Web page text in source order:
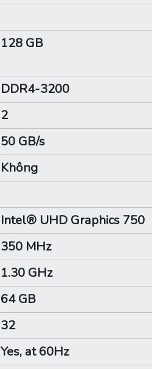
128 GB
DDR4-3200
2
50 GB/s
Không
Intel® UHD Graphics 750
350 MHz
1.30 GHz
64 GB
32
Yes, at 60Hz